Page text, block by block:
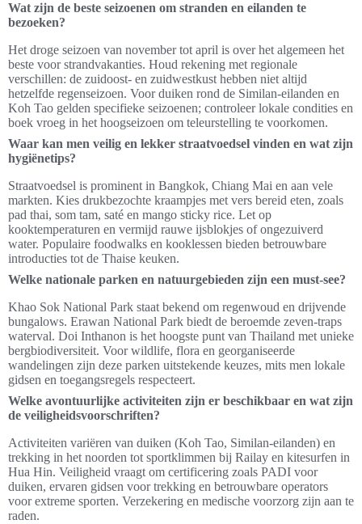
Wat zijn de beste seizoenen om stranden en eilanden te
bezoeken?
Het droge seizoen van november tot april is over het algemeen het
beste voor strandvakanties. Houd rekening met regionale
verschillen: de zuidoost- en zuidwestkust hebben niet altijd
hetzelfde regenseizoen. Voor duiken rond de Similan-eilanden en
Koh Tao gelden specifieke seizoenen; controleer lokale condities en
boek vroeg in het hoogseizoen om teleurstelling te voorkomen.
Waar kan men veilig en lekker straatvoedsel vinden en wat zijn
hygiënetips?
Straatvoedsel is prominent in Bangkok, Chiang Mai en aan vele
markten. Kies drukbezochte kraampjes met vers bereid eten, zoals
pad thai, som tam, saté en mango sticky rice. Let op
kooktemperaturen en vermijd rauwe ijsblokjes of ongezuiverd
water. Populaire foodwalks en kooklessen bieden betrouwbare
introducties tot de Thaise keuken.
Welke nationale parken en natuurgebieden zijn een must-see?
Khao Sok National Park staat bekend om regenwoud en drijvende
bungalows. Erawan National Park biedt de beroemde zeven-traps
waterval. Doi Inthanon is het hoogste punt van Thailand met unieke
bergbiodiversiteit. Voor wildlife, flora en georganiseerde
wandelingen zijn deze parken uitstekende keuzes, mits men lokale
gidsen en toegangsregels respecteert.
Welke avontuurlijke activiteiten zijn er beschikbaar en wat zijn
de veiligheidsvoorschriften?
Activiteiten variëren van duiken (Koh Tao, Similan-eilanden) en
trekking in het noorden tot sportklimmen bij Railay en kitesurfen in
Hua Hin. Veiligheid vraagt om certificering zoals PADI voor
duiken, ervaren gidsen voor trekking en betrouwbare operators
voor extreme sporten. Verzekering en medische voorzorg zijn aan te
raden.